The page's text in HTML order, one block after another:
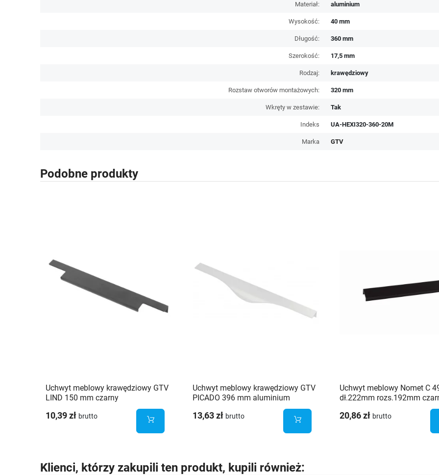
Materiał: aluminium
Wysokość: 40 mm
Długość: 360 mm
Szerokość: 17,5 mm
Rodzaj: krawędziowy
Rozstaw otworów montażowych: 320 mm
Wkręty w zestawie: Tak
Indeks UA-HEXI320-360-20M
Marka GTV
Podobne produkty
Uchwyt meblowy krawędziowy GTV
LIND 150 mm czarny
10,39 zł brutto
Uchwyt meblowy krawędziowy GTV
PICADO 396 mm aluminium
13,63 zł brutto
Uchwyt meblowy Nomet C
dł.222mm rozs.192mm
20,86 zł brutto
Klienci, którzy zakupili ten produkt, kupili również: